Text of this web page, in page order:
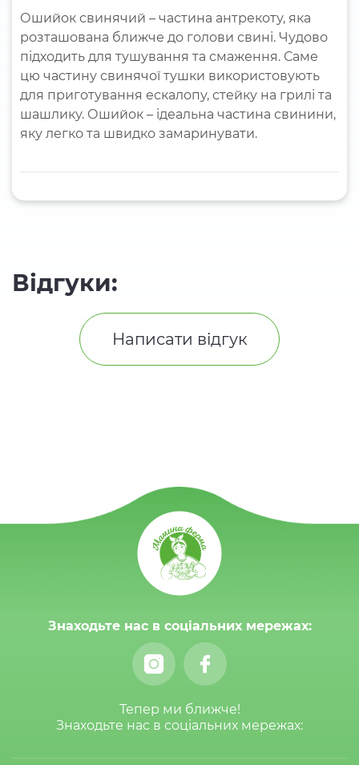
Ошийок свинячий – частина антрекоту, яка
розташована ближче до голови свині. Чудово
підходить для тушування та смаження. Саме
цю частину свинячої тушки використовують
для приготування ескалопу, стейку на грилі та
шашлику. Ошийок – ідеальна частина свинини,
яку легко та швидко замаринувати.
Відгуки:
Написати відгук
Знаходьте нас в соціальних мережах:
Тепер ми ближче!
Знаходьте нас в соціальних мережах: